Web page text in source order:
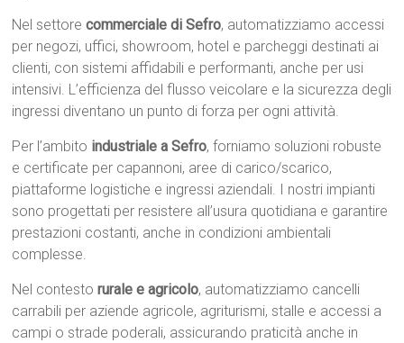
Nel settorecommerciale di Sefro, automatizziamo accessi
per negozi, uffici, showroom, hotel e parcheggi destinati ai
clienti, con sistemi affidabili e performanti, anche per usi
intensivi. L’efficienza del flusso veicolare e la sicurezza degli
ingressi diventano un punto di forza per ogni attività.
Per l’ambito industriale a Sefro, forniamo soluzioni robuste
e certificate per capannoni, aree di carico/scarico,
piattaforme logistiche e ingressi aziendali. I nostri impianti
sono progettati per resistere all’usura quotidiana e garantire
prestazioni costanti, anche in condizioni ambientali
complesse.
Nel contestorurale e agricolo, automatizziamo cancelli
carrabili per aziende agricole, agriturismi, stalle e accessi a
campi o strade poderali, assicurando praticità anche in